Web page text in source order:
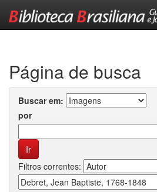
Página de busca
Buscar em:
por
Filtros correntes: